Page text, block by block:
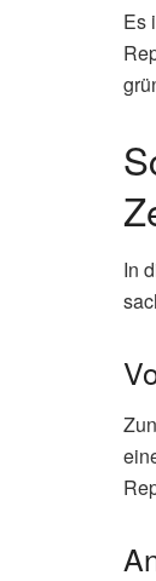
Es
In